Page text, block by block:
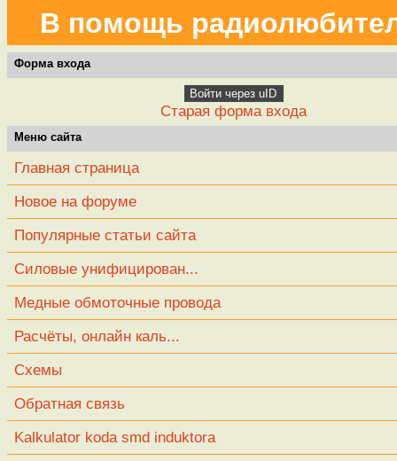
В помощь
Форма входа
Войти через uID
Старая форма входа
Меню сайта
Главная страница
Новое на форуме
Популярные статьи сайта
Силовые унифицирован...
Медные обмоточные провода
Расчёты, онлайн каль...
Схемы
Обратная связь
Kalkulator koda smd induktora